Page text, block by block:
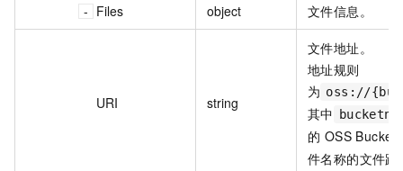
Files object 文件信息。
URI string
文件地址。
地址规则
为 oss://
其中
的 OSS Bucket
件名称的文件路